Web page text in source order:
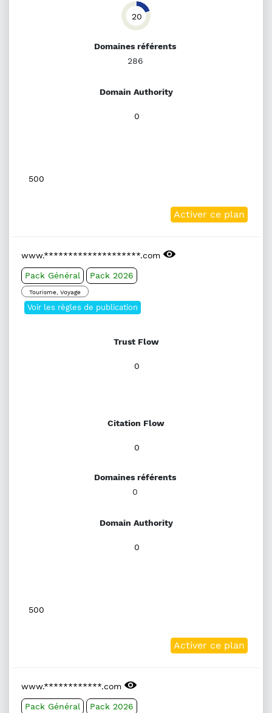
20
Domaines référents
286
Domain Authority
0
500
Activer ce plan
www.********************.com
Pack Général Pack 2026
Tourisme, Voyage
Voir les règles de publication
Trust Flow
0
Citation Flow
0
Domaines référents
0
Domain Authority
0
500
Activer ce plan
www.************.com
Pack Général Pack 2026